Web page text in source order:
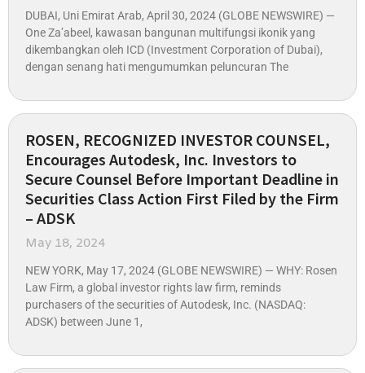
DUBAI, Uni Emirat Arab, April 30, 2024 (GLOBE NEWSWIRE) —
One Za’abeel, kawasan bangunan multifungsi ikonik yang
dikembangkan oleh ICD (Investment Corporation of Dubai),
dengan senang hati mengumumkan peluncuran The
ROSEN, RECOGNIZED INVESTOR COUNSEL,
Encourages Autodesk, Inc. Investors to
Secure Counsel Before Important Deadline in
Securities Class Action First Filed by the Firm
– ADSK
May 18, 2024
NEW YORK, May 17, 2024 (GLOBE NEWSWIRE) — WHY: Rosen
Law Firm, a global investor rights law firm, reminds
purchasers of the securities of Autodesk, Inc. (NASDAQ:
ADSK) between June 1,